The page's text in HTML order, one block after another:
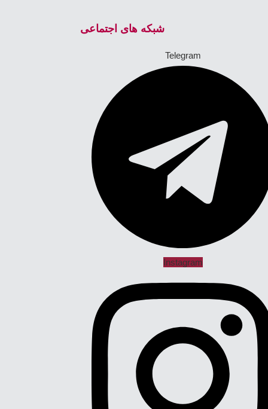
شبکه های اجتماعی
Telegram
Instagram